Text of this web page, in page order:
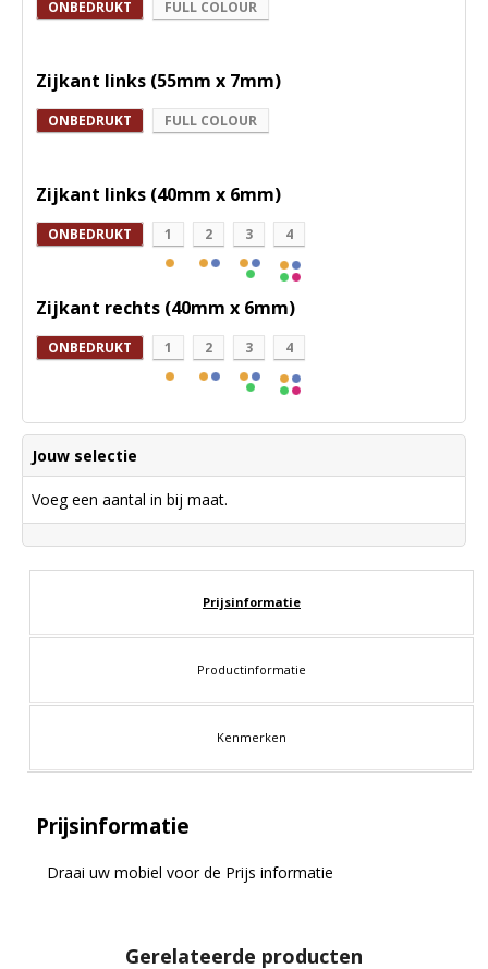
ONBEDRUKT FULL COLOUR
Zijkant links (55mm x 7mm)
ONBEDRUKT FULL COLOUR
Zijkant links (40mm x 6mm)
ONBEDRUKT 1 2 3 4
Zijkant rechts (40mm x 6mm)
ONBEDRUKT 1 2 3 4
Jouw selectie
Voeg een aantal in bij maat.
Prijsinformatie
Productinformatie
Kenmerken
Prijsinformatie
Draai uw mobiel voor de Prijs informatie
Gerelateerde producten